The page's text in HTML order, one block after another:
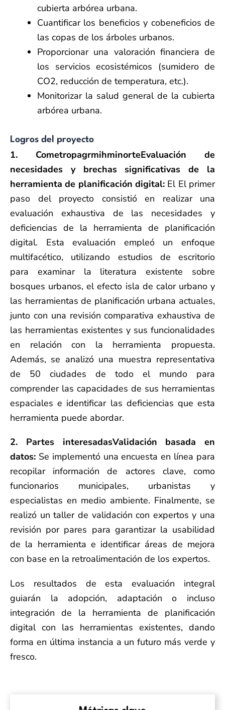
cubierta arbórea urbana.
Cuantificar los beneficios y cobeneficios de
las copas de los árboles urbanos.
Proporcionar una valoración financiera de
los servicios ecosistémicos (sumidero de
CO2, reducción de temperatura, etc.).
Monitorizar la salud general de la cubierta
arbórea urbana.
Logros del proyecto
1. CometropagrmihminorteEvaluación de
necesidades y brechas significativas de la
herramienta de planificación digital: ElEl primer
paso del proyecto consistió en realizar una
evaluación exhaustiva de las necesidades y
deficiencias de la herramienta de planificación
digital. Esta evaluación empleó un enfoque
multifacético, utilizando estudios de escritorio
para examinar la literatura existente sobre
bosques urbanos, el efecto isla de calor urbano y
las herramientas de planificación urbana actuales,
junto con una revisión comparativa exhaustiva de
las herramientas existentes y sus funcionalidades
en relación con la herramienta propuesta.
Además, se analizó una muestra representativa
de 50 ciudades de todo el mundo para
comprender las capacidades de sus herramientas
espaciales e identificar las deficiencias que esta
herramienta puede abordar.
2. Partes interesadasValidación basada en
datos: Se implementó una encuesta en línea para
recopilar información de actores clave, como
funcionarios municipales, urbanistas y
especialistas en medio ambiente. Finalmente, se
realizó un taller de validación con expertos y una
revisión por pares para garantizar la usabilidad
de la herramienta e identificar áreas de mejora
con base en la retroalimentación de los expertos.
Los resultados de esta evaluación integral
guiarán la adopción, adaptación o incluso
integración de la herramienta de planificación
digital con las herramientas existentes, dando
forma en última instancia a un futuro más verde y
fresco.